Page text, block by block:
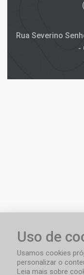
Rua Severino
-
Uso de
Usamos cookies
personalizar o
Leia mais sobre